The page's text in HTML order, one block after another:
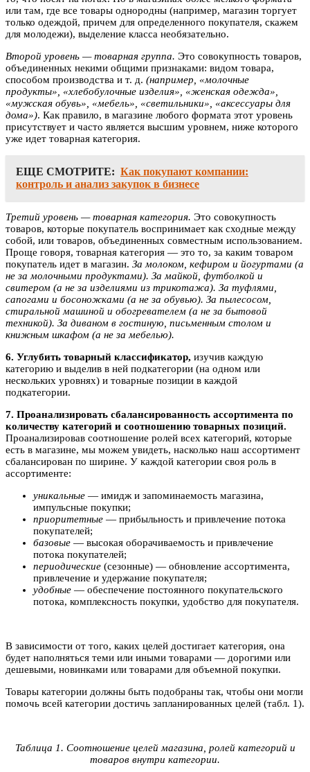
или там, где все товары однородны (например, магазин торгует
только одеждой, причем для определенного покупателя, скажем
для молодежи), выделение класса необязательно.
Второй уровень — товарная группа. Это совокупность товаров,
объединенных некими общими признаками: видом товара,
способом производства и т. д. (например, «молочные
продукты», «хлебобулочные изделия», «женская одежда»,
«мужская обувь», «мебель», «светильники», «аксессуары для
дома»). Как правило, в магазине любого формата этот уровень
присутствует и часто является высшим уровнем, ниже которого
уже идет товарная категория.
ЕЩЕ СМОТРИТЕ: Как покупают компании:
контроль и анализ закупок в бизнесе
Третий уровень — товарная категория. Это совокупность
товаров, которые покупатель воспринимает как сходные между
собой, или товаров, объединенных совместным использованием.
Проще говоря, товарная категория — это то, за каким товаром
покупатель идет в магазин. За молоком, кефиром и йогуртами (а
не за молочными продуктами). За майкой, футболкой и
свитером (а не за изделиями из трикотажа). За туфлями,
сапогами и босоножками (а не за обувью). За пылесосом,
стиральной машиной и обогревателем (а не за бытовой
техникой). За диваном в гостиную, письменным столом и
книжным шкафом (а не за мебелью).
6. Углубить товарный классификатор, изучив каждую
категорию и выделив в ней подкатегории (на одном или
нескольких уровнях) и товарные позиции в каждой
подкатегории.
7. Проанализировать сбалансированность ассортимента по
количеству категорий и соотношению товарных позиций.
Проанализировав соотношение ролей всех категорий, которые
есть в магазине, мы можем увидеть, насколько наш ассортимент
сбалансирован по ширине. У каждой категории своя роль в
ассортименте:
уникальные — имидж и запоминаемость магазина,
импульсные покупки;
приоритетные — прибыльность и привлечение потока
покупателей;
базовые — высокая оборачиваемость и привлечение
потока покупателей;
периодические (сезонные) — обновление ассортимента,
привлечение и удержание покупателя;
удобные — обеспечение постоянного покупательского
потока, комплексность покупки, удобство для покупателя.
В зависимости от того, каких целей достигает категория, она
будет наполняться теми или иными товарами — дорогими или
дешевыми, новинками или товарами для объемной покупки.
Товары категории должны быть подобраны так, чтобы они могли
помочь всей категории достичь запланированных целей (табл. 1).
Таблица 1. Соотношение целей магазина, ролей категорий и
товаров внутри категории.